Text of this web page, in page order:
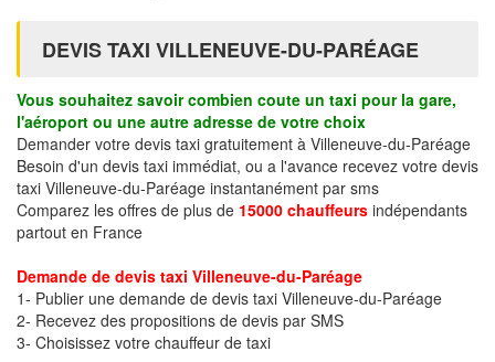
DEVIS TAXI VILLENEUVE-DU-PARÉAGE
Vous souhaitez savoir combien coute un taxi pour la gare,
l'aéroport ou une autre adresse de votre choix
Demander votre devis taxi gratuitement à Villeneuve-du-Paréage
Besoin d'un devis taxi immédiat, ou a l'avance recevez votre devis
taxi Villeneuve-du-Paréage instantanément par sms
Comparez les offres de plus de 15000 chauffeurs indépendants
partout en France
Demande de devis taxi Villeneuve-du-Paréage
1- Publier une demande de devis taxi Villeneuve-du-Paréage
2- Recevez des propositions de devis par SMS
3- Choisissez votre chauffeur de taxi